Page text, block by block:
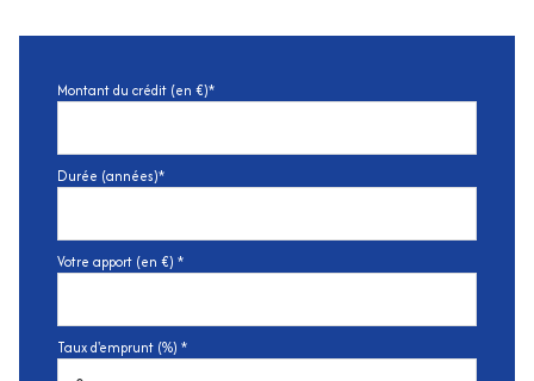
Montant du crédit (en €)*
Durée (années)*
Votre apport (en €) *
Taux d'emprunt (%) *